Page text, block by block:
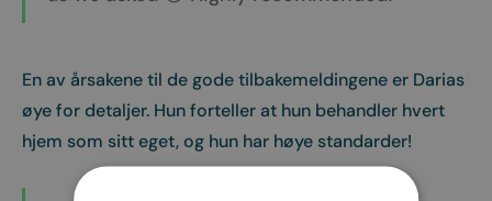
En av årsakene til de gode tilbakemeldingene er Darias
øye for detaljer. Hun forteller at hun behandler hvert
hjem som sitt eget, og hun har høye standarder!